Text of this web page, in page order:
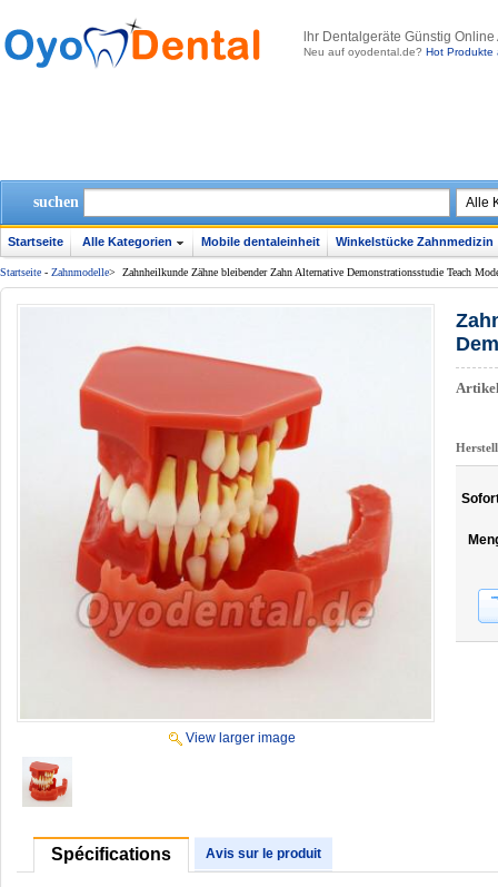
lhr Dentalgeräte Günstig
Neu auf oyodental.de? Hot Produkte
suchen
Startseite Alle Kategorien Mobile dentaleinheit Winkelstücke Zahnmedizin
Startseite - Zahnmodelle> Zahnheilkunde Zähne bleibender Zahn Alternative Demonstrationsstudie Teach
View larger image
Spécifications Avis sur le produit